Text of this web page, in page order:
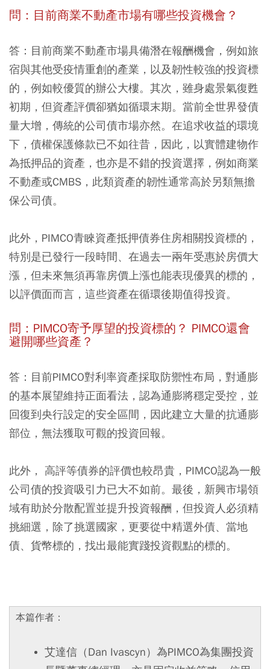
問：目前商業不動產市場有哪些投資機會？
答：目前商業不動產市場具備潛在報酬機會，例如旅
宿與其他受疫情重創的產業，以及韌性較強的投資標
的，例如較優質的辦公大樓。其次，雖身處景氣復甦
初期，但資產評價卻猶如循環末期。當前全世界發債
量大增，傳統的公司債市場亦然。在追求收益的環境
下，債權保護條款已不如往昔，因此，以實體建物作
為抵押品的資產，也亦是不錯的投資選擇，例如商業
不動產或CMBS，此類資產的韌性通常高於另類無擔
保公司債。
此外，PIMCO青睞資產抵押債券住房相關投資標的，
特別是已發行一段時間、在過去一兩年受惠於房價大
漲，但未來無須再靠房價上漲也能表現優異的標的，
以評價面而言，這些資產在循環後期值得投資。
問：PIMCO寄予厚望的投資標的？ PIMCO還會
避開哪些資產？
答：目前PIMCO對利率資產採取防禦性布局，對通膨
的基本展望維持正面看法，認為通膨將穩定受控，並
回復到央行設定的安全區間，因此建立大量的抗通膨
部位，無法獲取可觀的投資回報。
此外， 高評等債券的評價也較昂貴，PIMCO認為一般
公司債的投資吸引力已大不如前。最後，新興市場領
域有助於分散配置並提升投資報酬，但投資人必須精
挑細選，除了挑選國家，更要從中精選外債、當地
債、貨幣標的，找出最能實踐投資觀點的標的。
本篇作者：
艾達信（Dan Ivascyn）為PIMCO為集團投資